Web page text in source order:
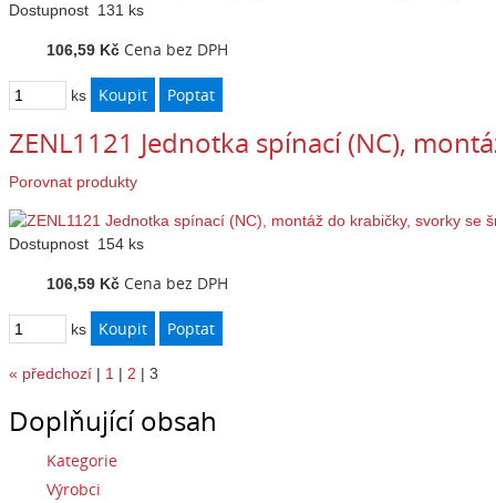
Dostupnost 131 ks
106,59 Kč Cena bez DPH
ks
ZENL1121 Jednotka spínací (NC),
Porovnat produkty
Dostupnost 154 ks
106,59 Kč Cena bez DPH
ks
« předchozí | 1 | 2 | 3
Doplňující obsah
Kategorie
Výrobci